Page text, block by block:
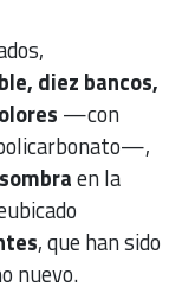
diez bancos,
—con
en la
, que han sido
nuevo.